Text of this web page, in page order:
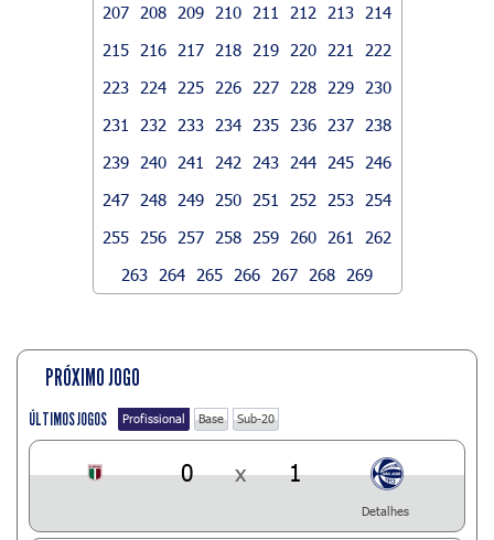
207
208 209 210 211 212 213
214
215
216 217 218 219 220 221
222
223
224 225 226 227 228 229
230
231
232 233 234 235 236 237
238
239
240 241 242 243 244 245
246
247
248 249 250 251 252 253
254
255
256 257 258 259 260 261
262
263
264 265 266 267 268 269
PRÓXIMO JOGO
ÚLTIMOS JOGOS Profissional Base Sub-20
0 x 1
Detalhes